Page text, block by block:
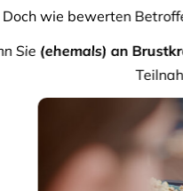
Internet können Ihnen
einen Arzt oder eine
Wichtiges
Doch wie bewerten
Sie (ehemals) an